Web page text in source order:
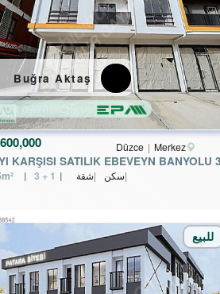
Düzce Merkez
سكن شقة 3 + 1
Buğra Aktaş
للبيع